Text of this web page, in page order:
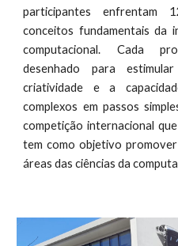
participantes enfrentam
conceitos fundamentais da
computacional. Cada
desenhado para
criatividade e a
complexos em passos
competição internacional
tem como objetivo
áreas das ciências da